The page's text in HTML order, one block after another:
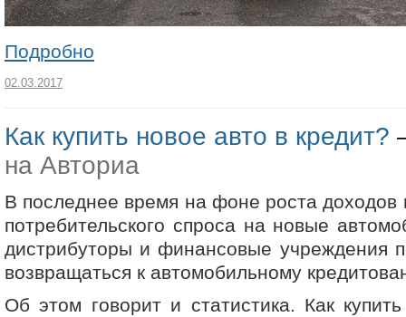
Подробно
02.03.2017
Как купить новое авто в кредит?
на Авториа
В последнее время на фоне роста доходов
потребительского спроса на новые
дистрибуторы и финансовые учреждения
возвращаться к автомобильному
Об этом говорит и статистика. Как